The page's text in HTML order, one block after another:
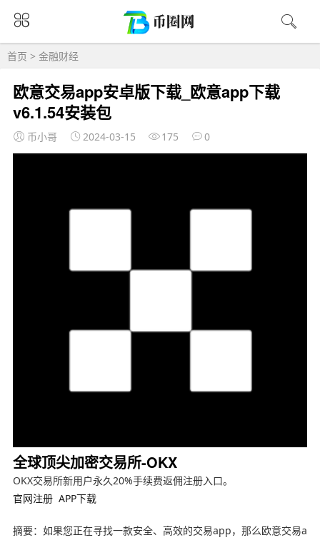
首页 > 金融财经
欧意交易app安卓版下载_欧意app下载
v6.1.54安装包
币小哥 2024-03-15 175 0
全球顶尖加密交易所-OKX
OKX交易所新用户永久20%手续费返佣注册入口。
官网注册 APP下载
摘要：如果您正在寻找一款安全、高效的交易app，那么欧意交易a